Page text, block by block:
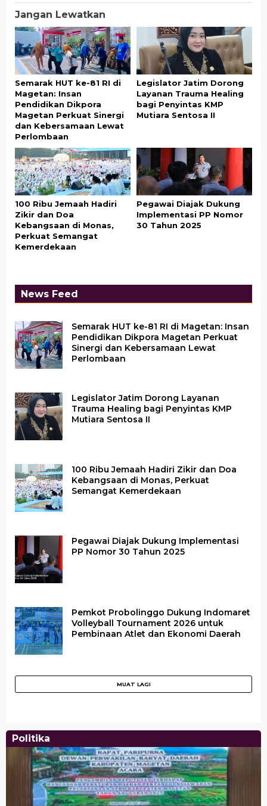
Jangan Lewatkan
Semarak HUT ke-81 RI di
Magetan: Insan
Pendidikan Dikpora
Magetan Perkuat Sinergi
dan Kebersamaan Lewat
Perlombaan
Legislator Jatim Dorong
Layanan Trauma Healing
bagi Penyintas KMP
Mutiara Sentosa II
100 Ribu Jemaah Hadiri
Zikir dan Doa
Kebangsaan di Monas,
Perkuat Semangat
Kemerdekaan
Pegawai Diajak Dukung
Implementasi PP Nomor
30 Tahun 2025
News Feed
Semarak HUT ke-81 RI di Magetan: Insan
Pendidikan Dikpora Magetan Perkuat
Sinergi dan Kebersamaan Lewat
Perlombaan
Legislator Jatim Dorong Layanan
Trauma Healing bagi Penyintas KMP
Mutiara Sentosa II
100 Ribu Jemaah Hadiri Zikir dan Doa
Kebangsaan di Monas, Perkuat
Semangat Kemerdekaan
Pegawai Diajak Dukung Implementasi
PP Nomor 30 Tahun 2025
Pemkot Probolinggo Dukung Indomaret
Volleyball Tournament 2026 untuk
Pembinaan Atlet dan Ekonomi Daerah
Politika